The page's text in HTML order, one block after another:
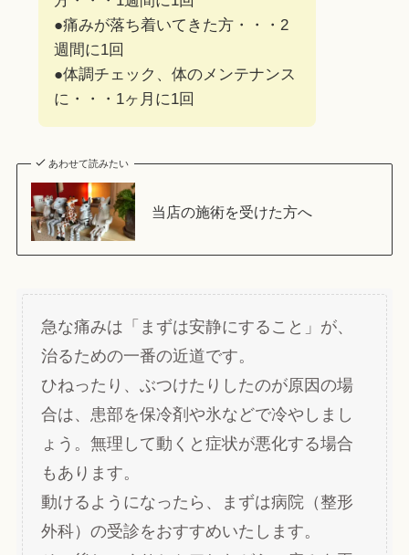
●痛みが落ち着いてきた方・・・2
週間に1回
●体調チェック、体のメンテナンス
に・・・1ヶ月に1回
あわせて読みたい
当店の施術を受けた方へ
急な痛みは「まずは安静にすること」が、
治るための一番の近道です。
ひねったり、ぶつけたりしたのが原因の場
合は、患部を保冷剤や氷などで冷やしまし
ょう。無理して動くと症状が悪化する場合
もあります。
動けるようになったら、まずは病院（整形
外科）の受診をおすすめいたします。